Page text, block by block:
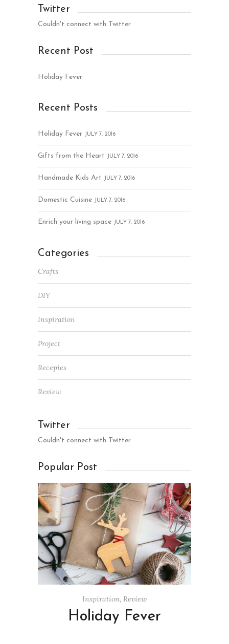
Twitter
Couldn't connect with Twitter
Recent Post
Holiday Fever
Recent Posts
Holiday Fever JULY 7, 2016
Gifts from the Heart JULY 7, 2016
Handmade Kids Art JULY 7, 2016
Domestic Cuisine JULY 7, 2016
Enrich your living space JULY 7, 2016
Categories
Crafts
DIY
Inspiration
Project
Recepies
Review
Twitter
Couldn't connect with Twitter
Popular Post
Inspiration, Review
Holiday Fever